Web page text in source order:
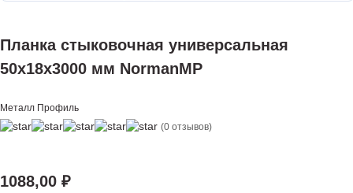
Планка стыковочная универсальная
50х18х3000 мм NormanMP
Металл Профиль
(0 отзывов)
1088,00 ₽